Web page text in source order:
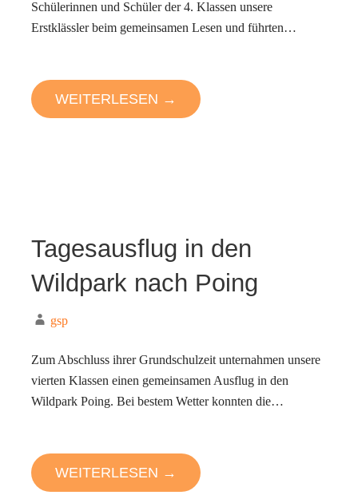
Schülerinnen und Schüler der 4. Klassen unsere
Erstklässler beim gemeinsamen Lesen und führten…
WEITERLESEN →
Tagesausflug in den
Wildpark nach Poing
gsp
Zum Abschluss ihrer Grundschulzeit unternahmen unsere
vierten Klassen einen gemeinsamen Ausflug in den
Wildpark Poing. Bei bestem Wetter konnten die…
WEITERLESEN →